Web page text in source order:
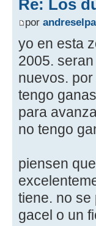
Re: Los
por
yo en esta
2005.
nuevos.
tengo
para
no tengo
piensen
tiene. no se
gacel o un